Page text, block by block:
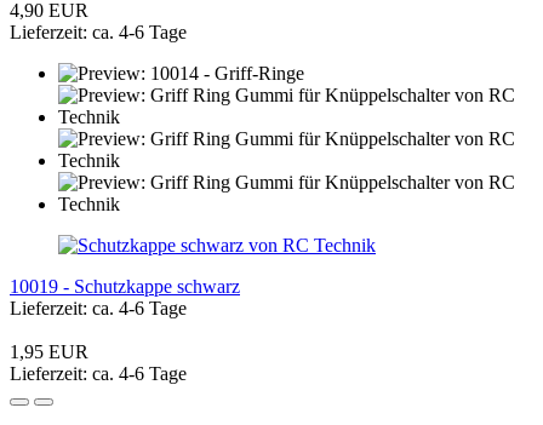
4,90 EUR
Lieferzeit: ca. 4-6 Tage
10019 - Schutzkappe schwarz
Lieferzeit: ca. 4-6 Tage
1,95 EUR
Lieferzeit: ca. 4-6 Tage